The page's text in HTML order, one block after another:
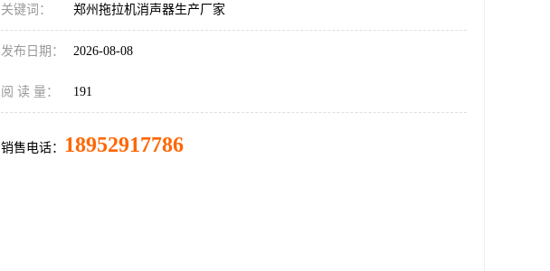
关键词： 郑州拖拉机消声器生产厂家
发布日期： 2026-08-08
阅 读 量： 191
销售电话： 18952917786